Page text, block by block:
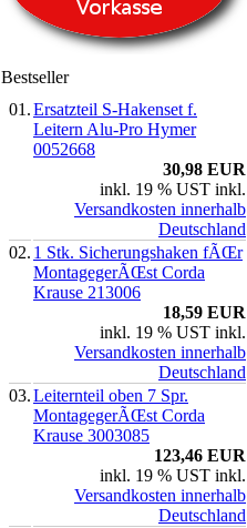
Bestseller
01.Ersatzteil S-Hakenset f.
Leitern Alu-Pro Hymer
0052668
30,98 EUR
inkl. 19 % UST inkl.
Versandkosten innerhalb
Deutschland
02. 1 Stk. Sicherungshaken fÃŒr
MontagegerÃŒst Corda
Krause 213006
18,59 EUR
inkl. 19 % UST inkl.
Versandkosten innerhalb
Deutschland
03.Leiternteil oben 7 Spr.
MontagegerÃŒst Corda
Krause 3003085
123,46 EUR
inkl. 19 % UST inkl.
Versandkosten innerhalb
Deutschland